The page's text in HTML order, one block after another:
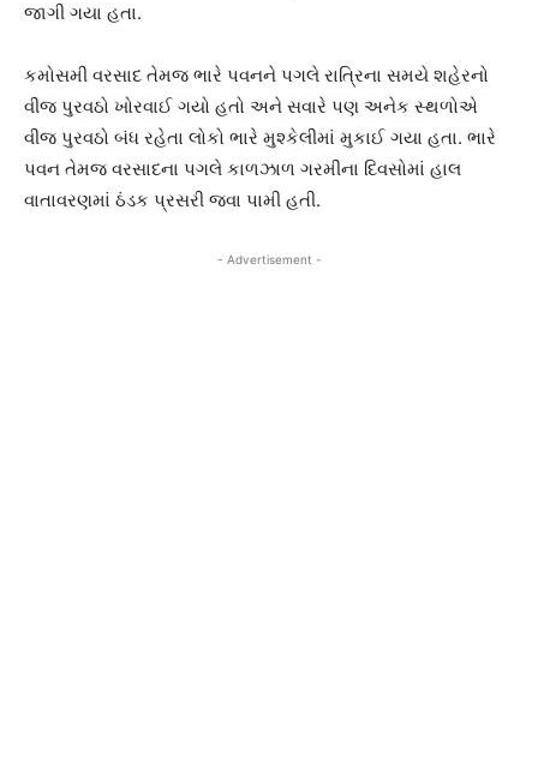
જાગી ગયા હતા.
કમોસમી વરસાદ તેમજ ભારે પવનને પગલે રાત્રિના સમયે શહેરનો
વીજ પુરવઠો ખોરવાઈ ગયો હતો અને સવારે પણ અનેક સ્થળોએ
વીજ પુરવઠો બંધ રહેતા લોકો ભારે મુશ્કેલીમાં મુકાઈ ગયા હતા. ભારે
પવન તેમજ વરસાદના પગલે કાળઝાળ ગરમીના દિવસોમાં હાલ
વાતાવરણમાં ઠંડક પ્રસરી જવા પામી હતી.
- Advertisement -